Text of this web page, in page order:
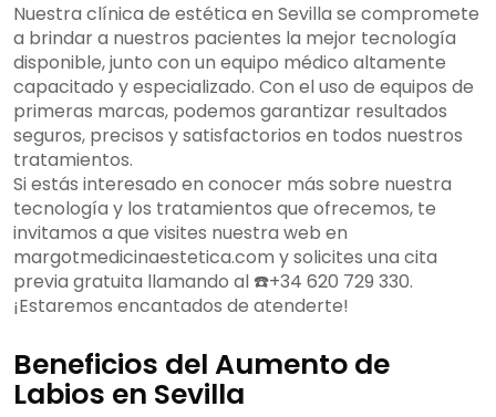
Nuestra clínica de estética en Sevilla se compromete
a brindar a nuestros pacientes la mejor tecnología
disponible, junto con un equipo médico altamente
capacitado y especializado. Con el uso de equipos de
primeras marcas, podemos garantizar resultados
seguros, precisos y satisfactorios en todos nuestros
tratamientos.
Si estás interesado en conocer más sobre nuestra
tecnología y los tratamientos que ofrecemos, te
invitamos a que visites nuestra web en
margotmedicinaestetica.com y solicites una cita
previa gratuita llamando al ☎️+34 620 729 330.
¡Estaremos encantados de atenderte!
Beneficios del Aumento de
Labios en Sevilla